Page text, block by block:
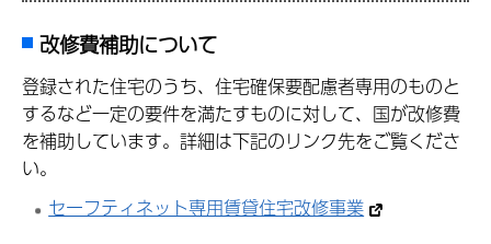
改修費補助について
登録された住宅のうち、住宅確保要配慮者専用のものと
するなど一定の要件を満たすものに対して、国が改修費
を補助しています。詳細は下記のリンク先をご覧くださ
い。
セーフティネット専用賃貸住宅改修事業